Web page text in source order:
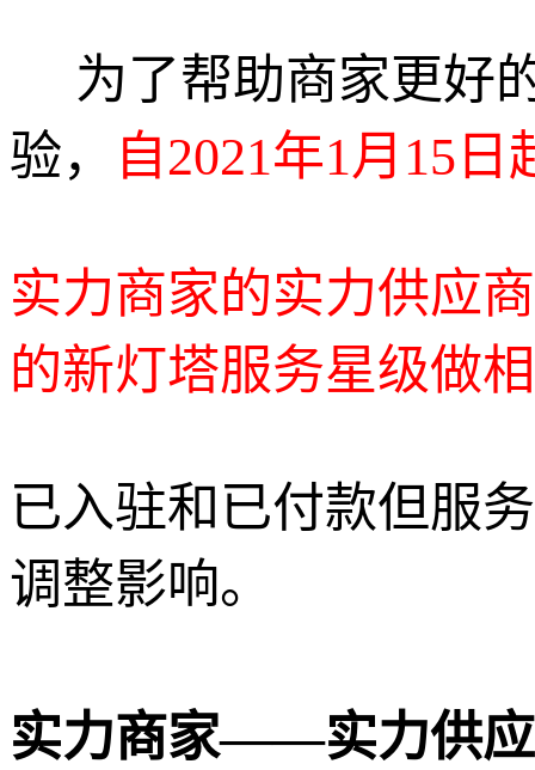
为了帮助商家更好
验，
自2021年1月15日
实力商家的实力供应
的新灯塔服务星级做
已入驻和已付款但服
调整影响。
实力商家——实力供应